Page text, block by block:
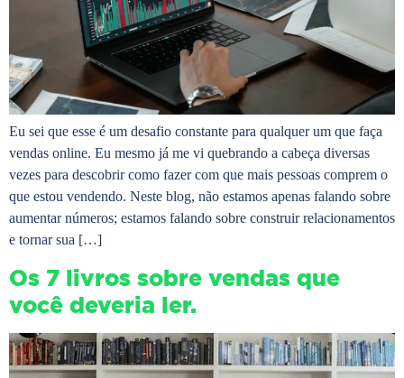
Eu sei que esse é um desafio constante para qualquer um que faça
vendas online. Eu mesmo já me vi quebrando a cabeça diversas
vezes para descobrir como fazer com que mais pessoas comprem o
que estou vendendo. Neste blog, não estamos apenas falando sobre
aumentar números; estamos falando sobre construir relacionamentos
e tornar sua […]
Os 7 livros sobre vendas que
você deveria ler.